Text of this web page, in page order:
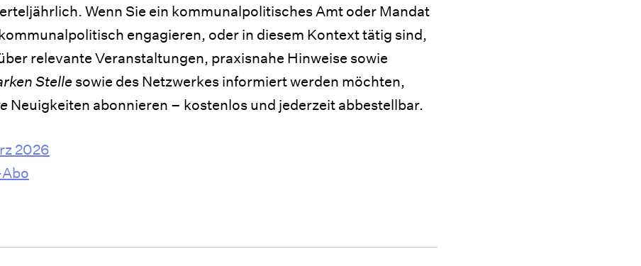
Wenn Sie ein kommunalpolitisches Amt oder Mandat
engagieren, oder in diesem Kontext tätig sind,
relevante Veranstaltungen, praxisnahe Hinweise sowie
Stelle sowie des Netzwerkes informiert werden möchten,
Neuigkeiten abonnieren – kostenlos und jederzeit abbestellbar.
2026